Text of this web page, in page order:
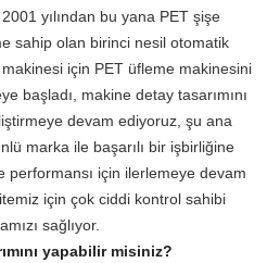
yılından bu yana PET şişe
sahip olan birinci nesil otomatik
için PET üfleme makinesini
başladı, makine detay tasarımını
devam ediyoruz, şu ana
marka ile başarılı bir işbirliğine
performansı için ilerlemeye devam
için çok ciddi kontrol sahibi
sağlıyor.
yapabilir misiniz?